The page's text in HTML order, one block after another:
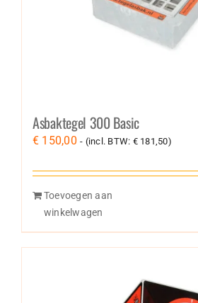
Asbaktegel 300 Basic
€ 150,00 - (incl. BTW: €181,50)
Toevoegen aan
winkelwagen